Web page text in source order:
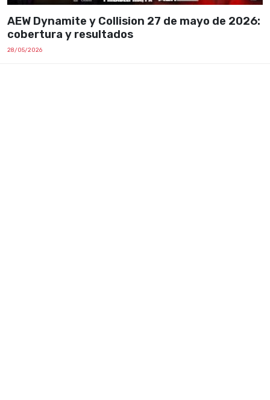
AEW Dynamite y Collision 27 de mayo de 2026:
cobertura y resultados
28/05/2026